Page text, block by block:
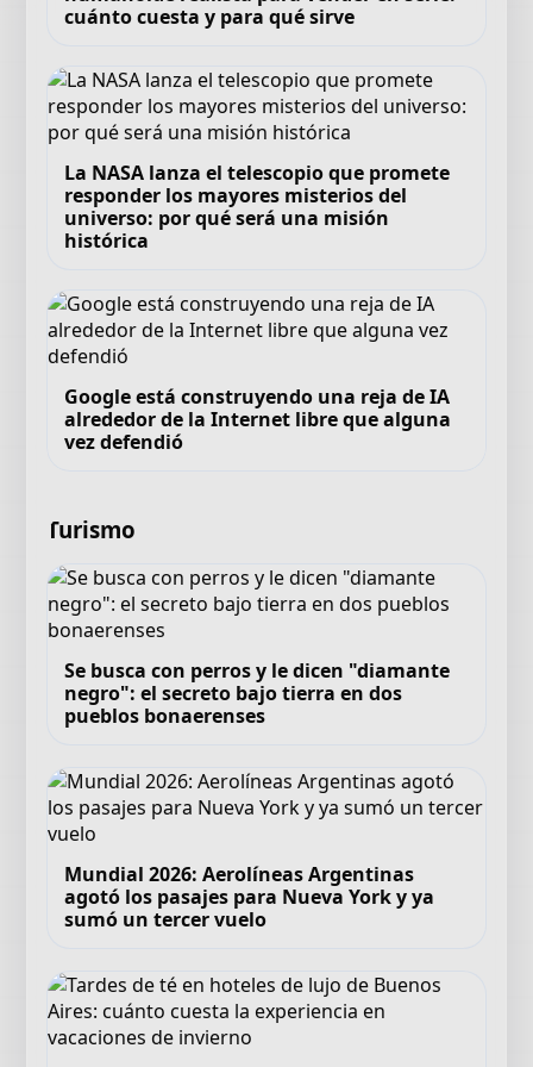
cuánto cuesta y para qué sirve
La NASA lanza el telescopio que promete
responder los mayores misterios del
universo: por qué será una misión
histórica
Google está construyendo una reja de IA
alrededor de la Internet libre que alguna
vez defendió
Turismo
Se busca con perros y le dicen "diamante
negro": el secreto bajo tierra en dos
pueblos bonaerenses
Mundial 2026: Aerolíneas Argentinas
agotó los pasajes para Nueva York y ya
sumó un tercer vuelo